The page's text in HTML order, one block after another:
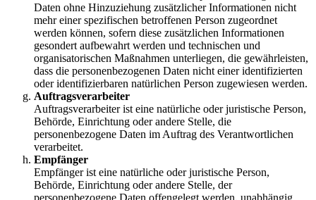
Daten ohne Hinzuziehung zusätzlicher Informationen nicht
mehr einer spezifischen betroffenen Person zugeordnet
werden können, sofern diese zusätzlichen Informationen
gesondert aufbewahrt werden und technischen und
organisatorischen Maßnahmen unterliegen, die gewährleisten,
dass die personenbezogenen Daten nicht einer identifizierten
oder identifizierbaren natürlichen Person zugewiesen werden.
Auftragsverarbeiter
Auftragsverarbeiter ist eine natürliche oder juristische Person,
Behörde, Einrichtung oder andere Stelle, die
personenbezogene Daten im Auftrag des Verantwortlichen
verarbeitet.
Empfänger
Empfänger ist eine natürliche oder juristische Person,
Behörde, Einrichtung oder andere Stelle, der